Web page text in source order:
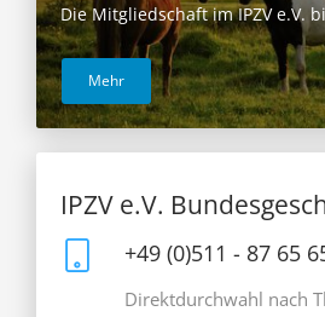
Die Mitgliedschaft im IPZV e.V.
Mehr
IPZV e.V.
+49 (0)511 - 87 65
Direktdurchwahl nach